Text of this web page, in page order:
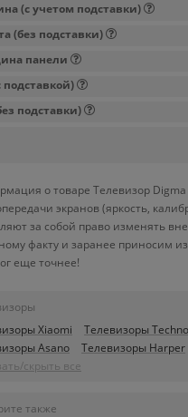
(с учетом подставки)
(без подставки)
панели
подставкой)
подставки)
о товаре Телевизор
экранов (яркость,
за собой право изменять
факту и заранее приносим
еще точнее!
Xiaomi
Телевизоры Techno
Asano
Телевизоры Harper
скрыть все
также